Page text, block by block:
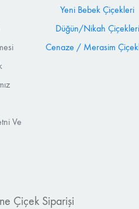
Ve
Yeni Bebek Çiçekleri
Düğün/Nikah Çiçekleri
Cenaze / Merasim
Çiçek Siparişi